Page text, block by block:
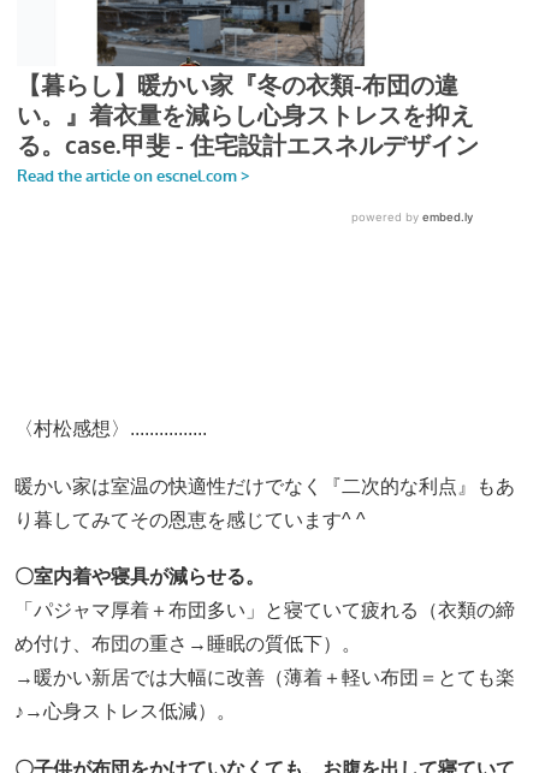
〈村松感想〉................
暖かい家は室温の快適性だけでなく『二次的な利点』もあ
り暮してみてその恩恵を感じています^ ^
〇室内着や寝具が減らせる。
「パジャマ厚着＋布団多い」と寝ていて疲れる（衣類の締
め付け、布団の重さ→睡眠の質低下）。
→暖かい新居では大幅に改善（薄着＋軽い布団＝とても楽
♪→心身ストレス低減）。
〇子供が布団をかけていなくても、お腹を出して寝ていて